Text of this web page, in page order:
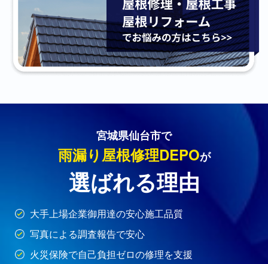
宮城県仙台市で
雨漏り屋根修理DEPOが
選ばれる理由
大手上場企業御用達の安心施工品質
写真による調査報告で安心
火災保険で自己負担ゼロの修理を支援